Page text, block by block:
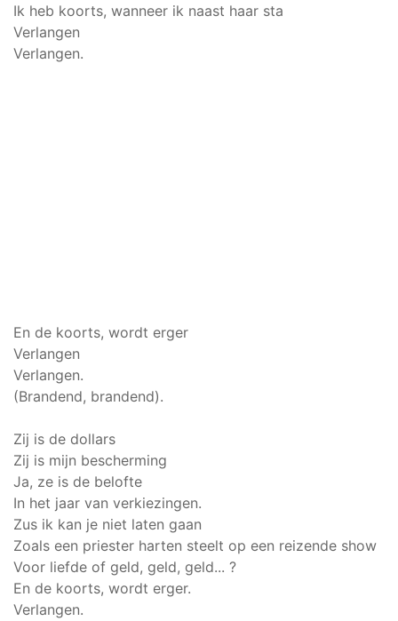
Ik heb koorts, wanneer ik naast haar sta
Verlangen
Verlangen.
En de koorts, wordt erger
Verlangen
Verlangen.
(Brandend, brandend).
Zij is de dollars
Zij is mijn bescherming
Ja, ze is de belofte
In het jaar van verkiezingen.
Zus ik kan je niet laten gaan
Zoals een priester harten steelt op een reizende show
Voor liefde of geld, geld, geld... ?
En de koorts, wordt erger.
Verlangen.